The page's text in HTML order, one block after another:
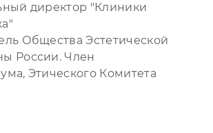
директор "Клиники
Общества Эстетической
России. Член
Этического Комитета